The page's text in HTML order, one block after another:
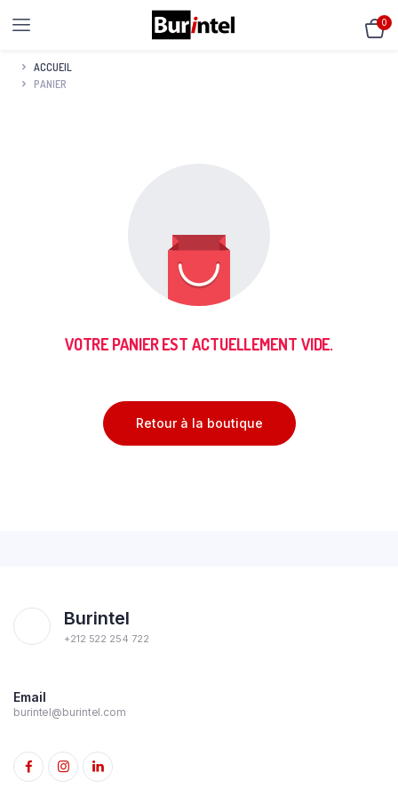
0
ACCUEIL
PANIER
VOTRE PANIER EST ACTUELLEMENT VIDE.
Retour à la boutique
Burintel
+212 522 254 722
Email
burintel@burintel.com